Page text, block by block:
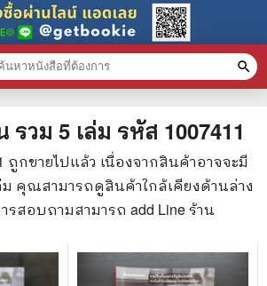
รวม 5 เล่ม รหัส 1007411
ถูกขายไปแล้ว เนื่องจากสินค้าอาจจะมี
คุณสามารถดูสินค้าใกล้เคียงด้านล่าง
สอบถามสามารถ add Line ร้าน
search
วดหมู่สินค้า clear
ต้มเท่านั้น